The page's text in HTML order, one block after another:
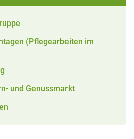
(Pflegearbeiten im
und Genussmarkt